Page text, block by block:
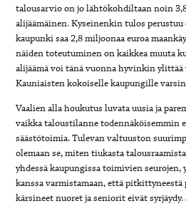
talousarvio on jo lähtökohdiltaan noin
alijäämäinen. Kyseinenkin tulos
kaupunki saa 2,8 miljoonaa euroa
näiden toteutuminen on kaikkea muuta
alijäämä voi tänä vuonna hyvinkin
Kauniaisten kokoiselle kaupungille
Vaalien alla houkutus luvata uusia ja
vaikka taloustilanne todennäköisemmin
säästötoimia. Tulevan valtuuston
olemaan se, miten tiukasta
yhdessä kaupungissa toimivien
kanssa varmistamaan, että pitkittyneestä
kärsineet nuoret ja seniorit eivät